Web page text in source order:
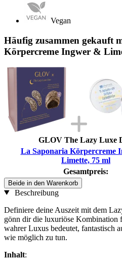
Vegan
Häufig zusammen gekauft
Körpercreme Ingwer &
GLOV The Lazy Luxe
La Saponaria Körpercreme
Limette, 75 ml
Gesamtpreis:
Beide in den Warenkorb
Beschreibung
Definiere deine Auszeit mit dem
gönn dir die luxuriöse Kombination
wahrer Luxus bedeutet, fantastisch
wie möglich zu tun.
Inhalt: